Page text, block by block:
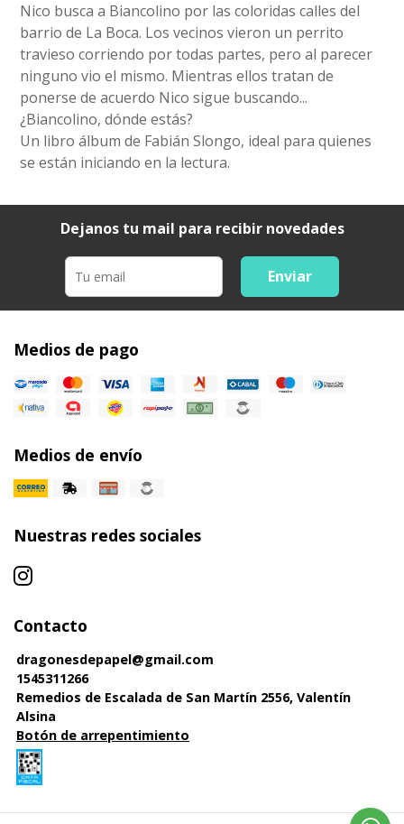
Nico busca a Biancolino por las coloridas calles del
barrio de La Boca. Los vecinos vieron un perrito
travieso corriendo por todas partes, pero al parecer
ninguno vio el mismo. Mientras ellos tratan de
ponerse de acuerdo Nico sigue buscando...
¿Biancolino, dónde estás?
Un libro álbum de Fabián Slongo, ideal para quienes
se están iniciando en la lectura.
Dejanos tu mail para recibir novedades
Enviar
Medios de pago
Medios de envío
Nuestras redes sociales
Contacto
dragonesdepapel@gmail.com
1545311266
Remedios de Escalada de San Martín 2556, Valentín
Alsina
Botón de arrepentimiento